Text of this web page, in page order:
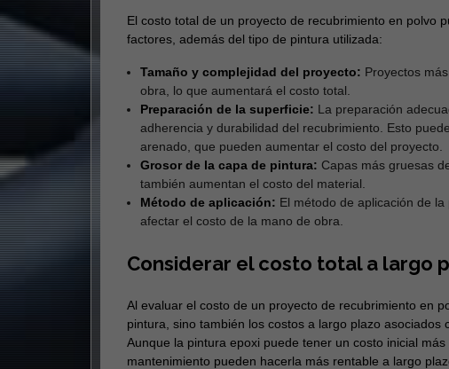
El costo total de un proyecto de recubrimiento en polvo
factores, además del tipo de pintura utilizada:
Tamaño y complejidad del proyecto: Proyectos
obra, lo que aumentará el costo total.
Preparación de la superficie: La preparación
adherencia y durabilidad del recubrimiento. Esto
arenado, que pueden aumentar el costo del proyecto.
Grosor de la capa de pintura: Capas más gruesas
también aumentan el costo del material.
Método de aplicación: El método de aplicación de
afectar el costo de la mano de obra.
Considerar el costo total a largo
Al evaluar el costo de un proyecto de recubrimiento en
pintura, sino también los costos a largo plazo
Aunque la pintura epoxi puede tener un costo inicial
mantenimiento pueden hacerla más rentable a largo